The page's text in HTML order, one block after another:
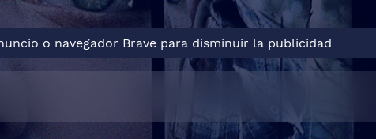
o navegador Brave para disminuir la publicidad